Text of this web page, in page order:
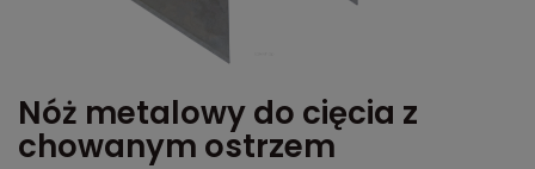
Nóż metalowy do cięcia z
chowanym ostrzem